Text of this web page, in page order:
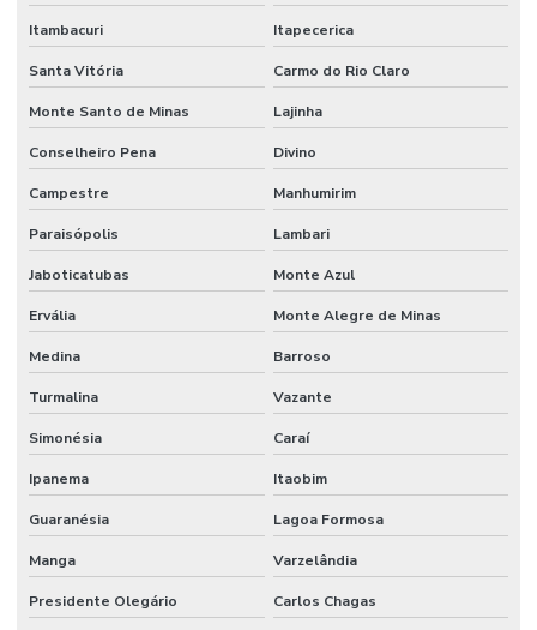
Piso Industrial Epóxi Paraná
Piso Nivelante Para Indústria
Piso Uretano Alto Desempenho Paraná
Piso Uretano Autonivelante
Piso Uretano Para Indústrias
Pisos Industrializados Lapidados
Realização De Pintura Poliuretano Paraná
Reforço De Juntas Em Concreto
Reforço De Juntas Em Minas Gerais
Resistência A Cargas De Viadutos
Resistência A Compressão Em Concreto
Revestimento Antiderrapante Para Indústrias
Itambacuri Itapecerica
Santa Vitória Carmo do Rio Claro
Monte Santo de Minas Lajinha
Conselheiro Pena Divino
Campestre Manhumirim
Paraisópolis Lambari
Jaboticatubas Monte Azul
Ervália Monte Alegre de Minas
Medina Barroso
Turmalina Vazante
Simonésia Caraí
Ipanema Itaobim
Guaranésia Lagoa Formosa
Manga Varzelândia
Presidente Olegário Carlos Chagas